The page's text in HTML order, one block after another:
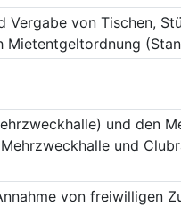
von Tischen,
Mietentgeltordnung
und den
und
von freiwilligen